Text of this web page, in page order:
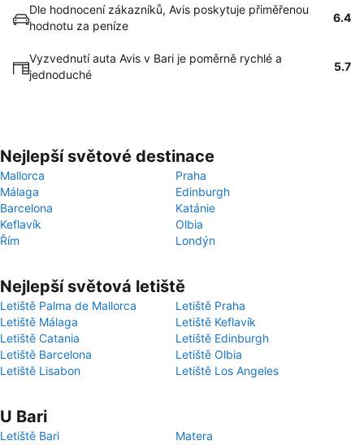
Dle hodnocení zákazníků, Avis poskytuje přiměřenou
hodnotu za peníze
6.4
Vyzvednutí auta Avis v Bari je poměrně rychlé a
jednoduché
5.7
Nejlepší světové destinace
Mallorca
Praha
Málaga
Edinburgh
Barcelona
Katánie
Keflavík
Olbia
Řím
Londýn
Nejlepší světová letiště
Letiště Palma de Mallorca
Letiště Praha
Letiště Málaga
Letiště Keflavík
Letiště Catania
Letiště Edinburgh
Letiště Barcelona
Letiště Olbia
Letiště Lisabon
Letiště Los Angeles
U Bari
Letiště Bari Matera